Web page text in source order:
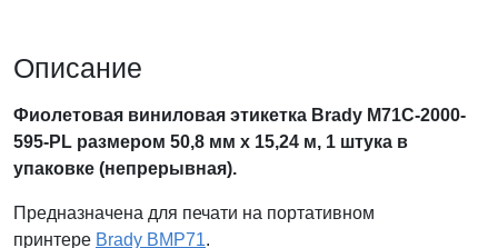
Описание
Фиолетовая виниловая этикетка Brady M71C-2000-
595-PL размером 50,8 мм x 15,24 м, 1 штука в
упаковке (непрерывная).
Предназначена для печати на портативном
принтере Brady BMP71.